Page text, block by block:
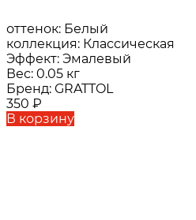
оттенок: Белый
коллекция: Классическая
Эффект: Эмалевый
Вес: 0.05 кг
Бренд: GRATTOL
350 ₽
В корзину